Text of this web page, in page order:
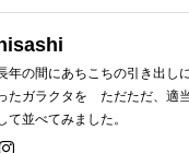
hisashi
年の間にあちこちの引き出し
たガラクタを ただただ、適
て並べてみました。